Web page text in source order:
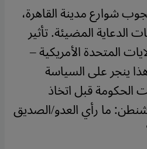
شوارع مدينة القاهرة،
الدعاية المضيئة. تأثير
المتحدة الأمريكية –
ينجر على السياسة
الحكومة قبل اتخاذ
ما رأي العدو/الصديق